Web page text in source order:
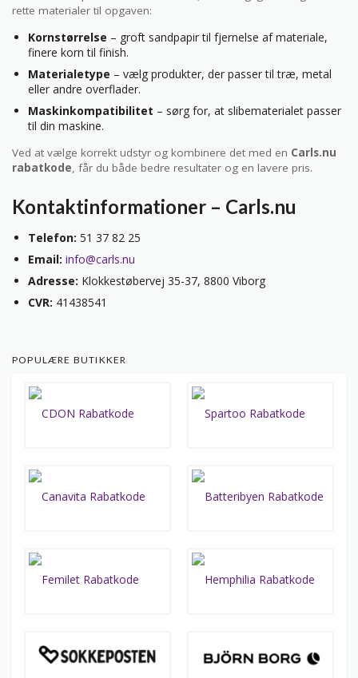
rette materialer til opgaven:
Kornstørrelse – groft sandpapir til fjernelse af materiale,
finere korn til finish.
Materialetype – vælg produkter, der passer til træ, metal
eller andre overflader.
Maskinkompatibilitet – sørg for, at slibematerialet passer
til din maskine.
Ved at vælge korrekt udstyr og kombinere det med en Carls.nu
rabatkode , får du både bedre resultater og en lavere pris.
Kontaktinformationer – Carls.nu
Telefon: 51 37 82 25
Email: info@carls.nu
Adresse: Klokkestøbervej 35-37, 8800 Viborg
CVR: 41438541
POPULÆRE BUTIKKER